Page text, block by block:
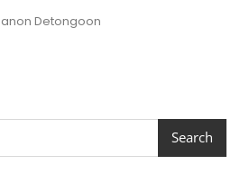
Detongoon
Search